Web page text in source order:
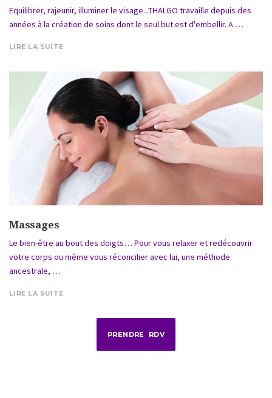
Equilibrer, rajeunir, illuminer le visage...THALGO travaille depuis des
années à la création de soins dont le seul but est d'embellir. A …
LIRE LA SUITE
Massages
Le bien-être au bout des doigts… Pour vous relaxer et redécouvrir
votre corps ou même vous réconcilier avec lui, une méthode
ancestrale, …
LIRE LA SUITE
PRENDRE RDV